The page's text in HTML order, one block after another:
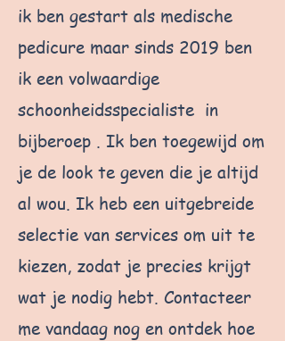
ik ben gestart als medische
pedicure maar sinds 2019 ben
ik een volwaardige
schoonheidsspecialiste in
bijberoep . Ik ben toegewijd om
je de look te geven die je altijd
al wou. Ik heb een uitgebreide
selectie van services om uit te
kiezen, zodat je precies krijgt
wat je nodig hebt. Contacteer
me vandaag nog en ontdek hoe